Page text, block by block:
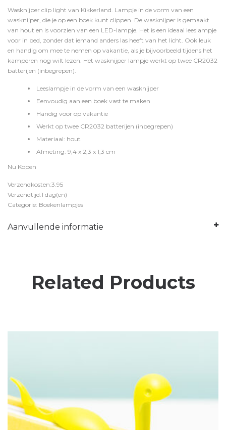
Wasknijper clip light van Kikkerland. Lampje in de vorm van een
wasknijper, die je op een boek kunt clippen. De wasknijper is gemaakt
van hout en is voorzien van een LED-lampje. Het is een ideaal leeslampje
voor in bed, zonder dat iemand anders las heeft van het licht. Ook leuk
en handig om mee te nemen op vakantie, als je bijvoorbeeld tijdens het
kamperen nog wilt lezen. Het wasknijper lampje werkt op twee CR2032
batterijen (inbegrepen).
Leeslampje in de vorm van een wasknijper
Eenvoudig aan een boek vast te maken
Handig voor op vakantie
Werkt op twee CR2032 batterijen (inbegrepen)
Materiaal: hout
Afmeting: 9,4 x 2,3 x 1,3 cm
Nu Kopen
Verzendkosten:3.95
Verzendtijd:1 dag(en)
Categorie: Boekenlampjes
Aanvullende informatie
Related Products